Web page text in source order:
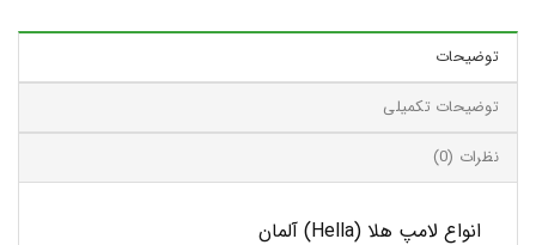
توضیحات
توضیحات تکمیلی
نظرات (0)
انواع لامپ هلا (Hella) آلمان